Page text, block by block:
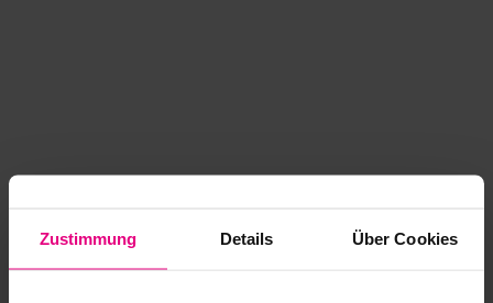
Zustimmung Details Über Cookies